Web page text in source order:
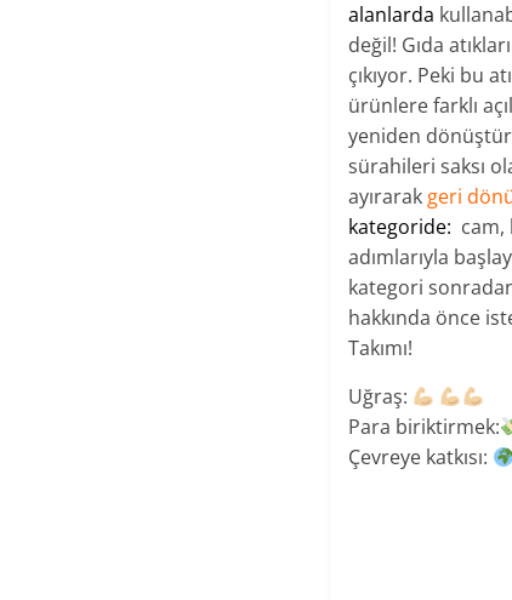
alanlarda
değil! Gıda
çıkıyor. Peki bu
ürünlere farklı
yeniden
sürahileri saksı
ayırarak geri
kategoride: cam,
adımlarıyla
kategori
hakkında önce
Takımı!
Uğraş:
Para biriktirmek​:
Çevreye katkısı: